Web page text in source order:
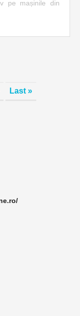
pe mașinile din
Last »